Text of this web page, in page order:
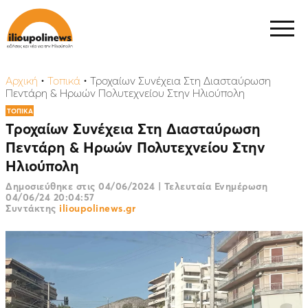
Αρχική • Τοπικά • Τροχαίων Συνέχεια Στη Διασταύρωση
Πεντάρη & Ηρωών Πολυτεχνείου Στην Ηλιούπολη
ΤΟΠΙΚΑ
Τροχαίων Συνέχεια Στη Διασταύρωση
Πεντάρη & Ηρωών Πολυτεχνείου Στην
Ηλιούπολη
Δημοσιεύθηκε στις 04/06/2024 | Τελευταία Ενημέρωση
04/06/24 20:04:57
Συντάκτης ilioupolinews.gr